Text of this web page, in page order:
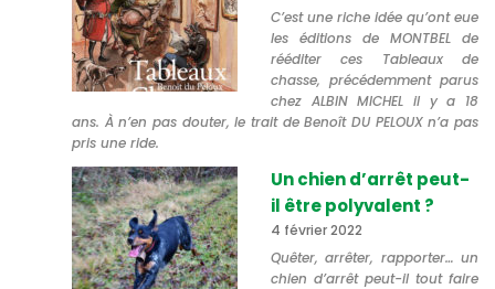
C’est une riche idée qu’ont eue
les éditions de MONTBEL de
rééditer ces Tableaux de
chasse, précédemment parus
chez ALBIN MICHEL il y a 18
ans. À n’en pas douter, le trait de Benoît DU PELOUX n’a pas
pris une ride.
Un chien d’arrêt peut-
il être polyvalent ?
4 février 2022
Quêter, arrêter, rapporter… un
chien d’arrêt peut-il tout faire